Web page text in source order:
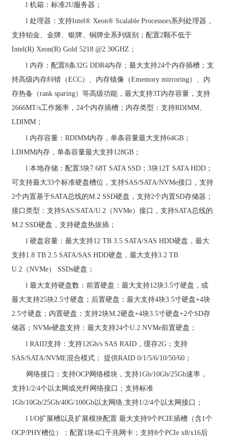
l机箱：标准2U服务器；
l处理器：支持Intel® Xeon® Scalable Processors系列处理器，
支持铂金、金牌、银牌、铜牌全系列级别；配置2颗不低于
Intel(R) Xeon(R) Gold 5218 @2.30GHZ ；
l 内存：配置8条32G DDR4内存；最大支持24个内存插槽；支
持高级内存纠错（ECC）、内存镜像（Ememory mirroring）、内
存热备（rank sparing）等高级功能，最大支持3T内存容量，支持
2666MT/s工作频率，24个内存插槽；内存类型：支持RDIMM、
LDIMM ；
l 内存容量：RDIMM内存，单条容量最大支持64GB ；
LDIMM内存，单条容量最大支持128GB ；
l本地存储：配置3块7.68T SATA SSD ；3块12T SATA HDD ；
可支持最大33个标准硬盘槽位，支持SAS/SATA/NVMe接口，支持
2个内置基于SATA总线的M.2 SSD硬盘，支持2个内置SD存储器；
接口类型：支持SAS/SATA/U.2 （NVMe）接口，支持SATA总线的
M.2 SSD硬盘，支持硬盘热拔插；
l硬盘容量：最大支持12 TB 3.5 SATA/SAS HDD硬盘，最大
支持1.8 TB 2.5 SATA/SAS HDD硬盘，最大支持3.2 TB
U.2 （NVMe） SSDs硬盘；
l最大支持硬盘数：前置硬盘：最大支持12块3.5寸硬盘，或
最大支持25块2.5寸硬盘；后置硬盘：最大支持4块3.5寸硬盘+4块
2.5寸硬盘；内置硬盘：支持2块M.2硬盘+4块3.5寸硬盘+2个SD存
储器；NVMe硬盘支持：最大支持24个U.2 NVMe前置硬盘；
lRAID支持：支持12Gb/s SAS RAID ，缓存2G ；支持
SAS/SATA/NVME混合模式； 提供RAID 0/1/5/6/10/50/60 ；
网络接口：支持OCP网络模块，支持1Gb/10Gb/25Gb速率，
支持1/2/4个以太网或光纤网络接口；支持标准
1Gb/10Gb/25Gb/40G/100Gb以太网络,支持1/2/4个以太网接口；
lI/O扩展槽以及扩展模块配置 最大支持9个PCIE插槽（含1个
OCP/PHY槽位）；配置1块4口千兆网卡；支持8个PCIe x8/x16后